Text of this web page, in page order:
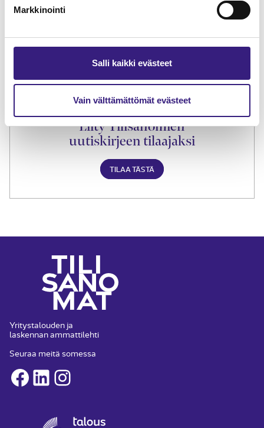
Markkinointi
Salli kaikki evästeet
Vain välttämättömät evästeet
TILAA TÄSTÄ
Liity Tilisanomien
uutiskirjeen tilaajaksi
TILAA TÄSTÄ
Yritystalouden ja
laskennan ammattilehti
Seuraa meitä somessa
Facebook
LinkedInInstagram